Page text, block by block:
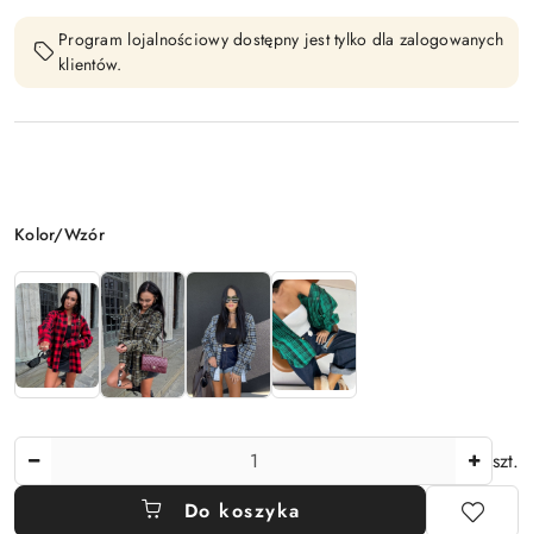
Program lojalnościowy dostępny jest tylko dla zalogowanych
klientów.
Wariant
Kolor/Wzór
szt.
Do koszyka